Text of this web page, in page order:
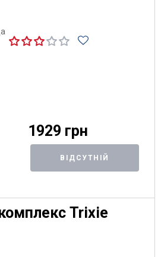
1929 грн
ВІДСУТНІЙ
Trixie